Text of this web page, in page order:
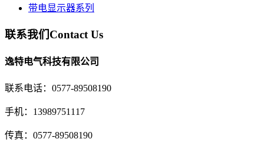
带电显示器系列
联系我们Contact Us
逸特电气科技有限公司
联系电话：0577-89508190
手机：13989751117
传真：0577-89508190